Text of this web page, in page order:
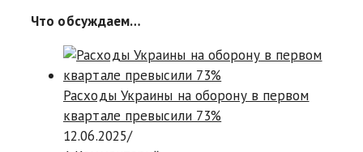
Что обсуждаем…
Расходы Украины на оборону в первом
квартале превысили 73%
12.06.2025/